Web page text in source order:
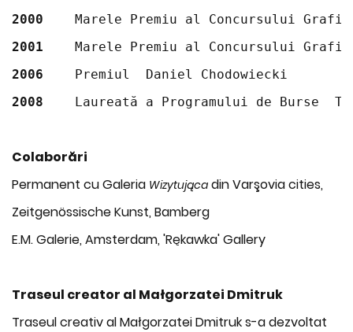
2000
Marele Premiu al Concursului
2001
Marele Premiu al Concursului
2006
	Premiul  Daniel Chodowiecki
2008
Laureată a Programului de Burse
Colaborări
Permanent cu Galeria Wizytująca din Varşovia cities,
Zeitgenössische Kunst, Bamberg
E.M. Galerie, Amsterdam, 'Rękawka' Gallery
Traseul creator al Małgorzatei Dmitruk
Traseul creativ al Małgorzatei Dmitruk s-a dezvoltat